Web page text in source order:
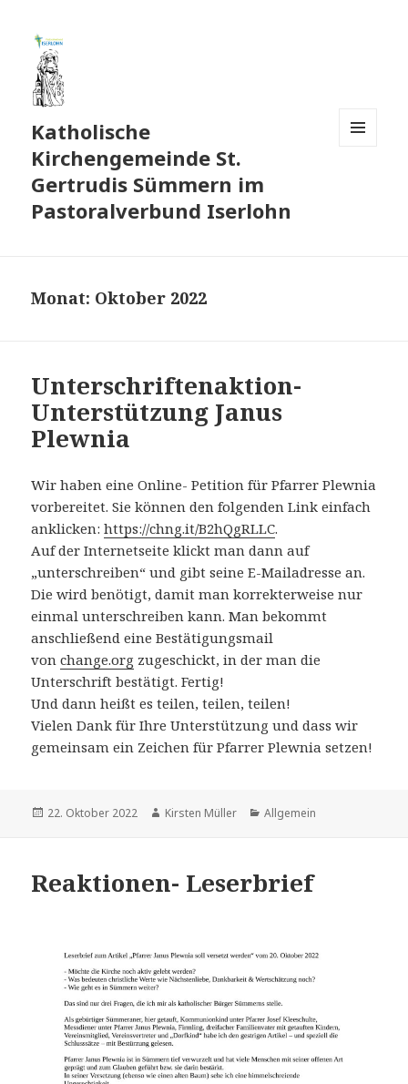
Katholische
Kirchengemeinde St.
Gertrudis Sümmern im
Pastoralverbund Iserlohn
Monat: Oktober 2022
Unterschriftenaktion-
Unterstützung Janus
Plewnia
Wir haben eine Online- Petition für Pfarrer Plewnia
vorbereitet. Sie können den folgenden Link einfach
anklicken:https://chng.it/B2hQgRLLC.
Auf der Internetseite klickt man dann auf
„unterschreiben“ und gibt seine E-Mailadresse an.
Die wird benötigt, damit man korrekterweise nur
einmal unterschreiben kann. Man bekommt
anschließend eine Bestätigungsmail
vonchange.org zugeschickt, in der man die
Unterschrift bestätigt. Fertig!
Und dann heißt es teilen, teilen, teilen!
Vielen Dank für Ihre Unterstützung und dass wir
gemeinsam ein Zeichen für Pfarrer Plewnia setzen!
Veröffentlicht
22. Oktober 2022 Autor
Kirsten Müller Kategorien
Allgemein
Reaktionen- Leserbrief